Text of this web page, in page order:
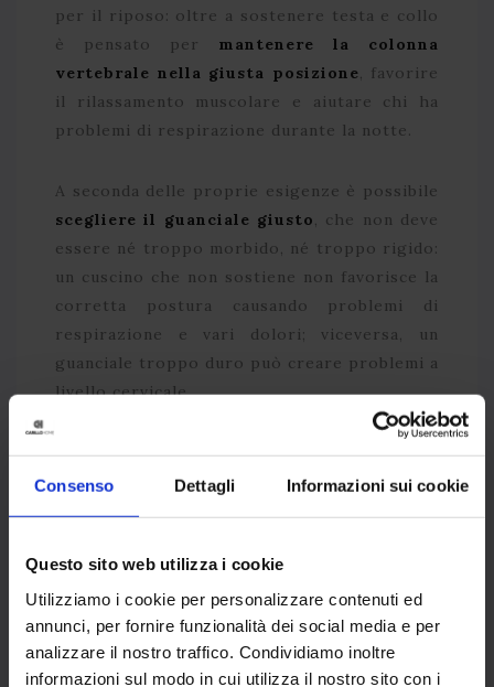
Consenso Dettagli Informazioni sui cookie
Questo sito web utilizza i cookie
Utilizziamo i cookie per personalizzare contenuti ed
annunci, per fornire funzionalità dei social media e per
analizzare il nostro traffico. Condividiamo inoltre
informazioni sul modo in cui utilizza il nostro sito con i
per il riposo: oltre a sostenere testa e collo
è pensato per mantenere la colonna
vertebrale nella giusta posizione, favorire
il rilassamento muscolare e aiutare chi ha
problemi di respirazione durante la notte.
A seconda delle proprie esigenze è possibile
scegliere il guanciale giusto, che non deve
essere né troppo morbido, né troppo rigido:
un cuscino che non sostiene non favorisce la
corretta postura causando problemi di
respirazione e vari dolori; viceversa, un
guanciale troppo duro può creare problemi a
livello cervicale.
Bisogna prestare attenzione anche allo
spessore del cuscino
: un guanciale troppo
mentre un cuscino troppo alto spinge il
mento troppo in basso provocando una
pressione negativa che si ripercuote sul
collo.